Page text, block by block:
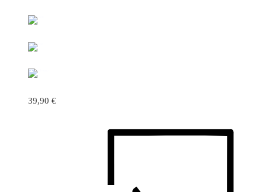
39,90 €